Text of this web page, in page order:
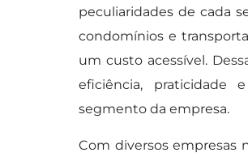
peculiaridades de cada
condomínios e
um custo acessível.
eficiência, praticidade
segmento da empresa.
Com diversos empresas